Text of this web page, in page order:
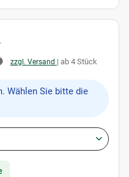
zzgl. Versand | ab 4 Stück
Wählen Sie bitte die